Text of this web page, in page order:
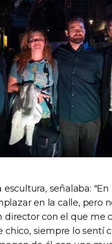
señalaba:
en la calle, pero
director con el que me
chico, siempre lo sentí